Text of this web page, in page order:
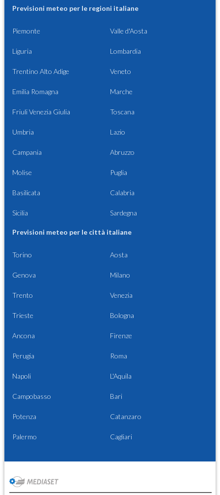
Previsioni meteo per le regioni italiane
Piemonte Valle d'Aosta
Liguria Lombardia
Trentino Alto Adige Veneto
Emilia Romagna Marche
Friuli Venezia Giulia Toscana
Umbria Lazio
Campania Abruzzo
Molise Puglia
Basilicata Calabria
Sicilia Sardegna
Previsioni meteo per le città italiane
Torino Aosta
Genova Milano
Trento Venezia
Trieste Bologna
Ancona Firenze
Perugia Roma
Napoli L'Aquila
Campobasso Bari
Potenza Catanzaro
Palermo Cagliari